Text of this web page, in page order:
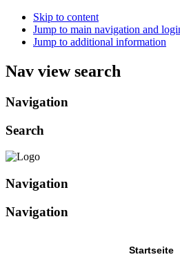
Skip to content
Jump to main navigation and
Jump to additional information
Nav view search
Navigation
Search
Navigation
Navigation
Startseite